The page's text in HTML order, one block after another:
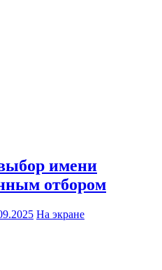
имени
отбором
На экране